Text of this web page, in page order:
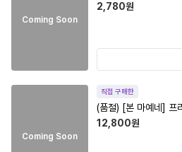
Coming Soon
2,780원
Coming Soon
직접 구매한
(품절) [본 마예네] 프
12,800원